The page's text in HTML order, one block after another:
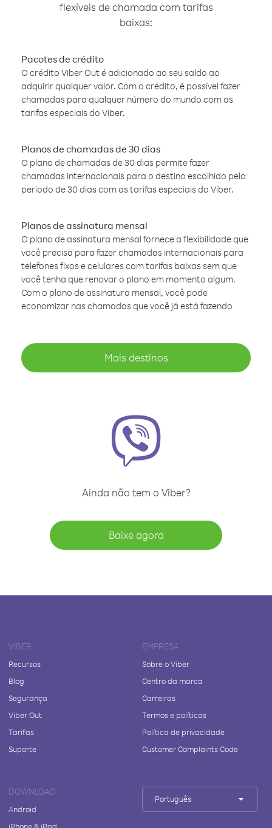
flexíveis de chamada com tarifas
baixas:
Pacotes de crédito
O crédito Viber Out é adicionado ao seu saldo ao
adquirir qualquer valor. Com o crédito, é possível fazer
chamadas para qualquer número do mundo com as
tarifas especiais do Viber.
Planos de chamadas de 30 dias
O plano de chamadas de 30 dias permite fazer
chamadas internacionais para o destino escolhido pelo
período de 30 dias com as tarifas especiais do Viber.
Planos de assinatura mensal
O plano de assinatura mensal fornece a flexibilidade que
você precisa para fazer chamadas internacionais para
telefones fixos e celulares com tarifas baixas sem que
você tenha que renovar o plano em momento algum.
Com o plano de assinatura mensal, você pode
economizar nas chamadas que você já está fazendo
Mais destinos
Ainda não tem o Viber?
Baixe agora
VIBER
Recursos
Blog
Segurança
Viber Out
Tarifas
Suporte
EMPRESA
Sobre o Viber
Centro da marca
Carreiras
Termos e políticas
Política de privacidade
Customer Complaints Code
DOWNLOAD
Android
Português